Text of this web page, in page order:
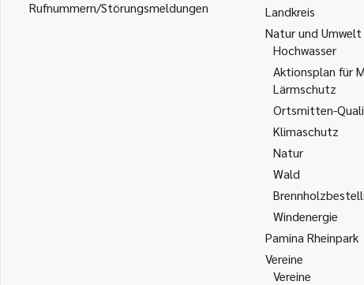
Rufnummern/Störungsmeldungen
Landkreis
Natur und Umwelt
Hochwasser
Aktionsplan für
Lärmschutz
Ortsmitten-
Klimaschutz
Natur
Wald
Windenergie
Pamina Rheinpark
Vereine
Vereine